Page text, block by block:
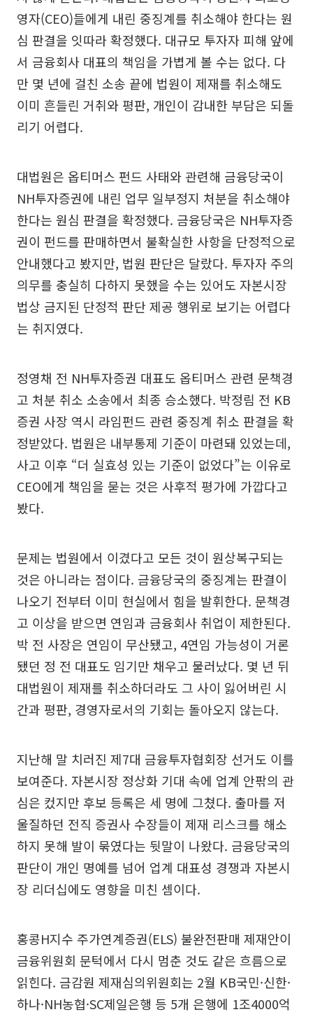
영자(CEO)들에게 내린 중징계를 취소해야 한다는 원
심 판결을 잇따라 확정했다. 대규모 투자자 피해 앞에
서 금융회사 대표의 책임을 가볍게 볼 수는 없다. 다
만 몇 년에 걸친 소송 끝에 법원이 제재를 취소해도
이미 흔들린 거취와 평판, 개인이 감내한 부담은 되돌
리기 어렵다.
대법원은 옵티머스 펀드 사태와 관련해 금융당국이
NH투자증권에 내린 업무 일부정지 처분을 취소해야
한다는 원심 판결을 확정했다. 금융당국은 NH투자증
권이 펀드를 판매하면서 불확실한 사항을 단정적으로
안내했다고 봤지만, 법원 판단은 달랐다. 투자자 주의
의무를 충실히 다하지 못했을 수는 있어도 자본시장
법상 금지된 단정적 판단 제공 행위로 보기는 어렵다
는 취지였다.
정영채 전 NH투자증권 대표도 옵티머스 관련 문책경
고 처분 취소 소송에서 최종 승소했다. 박정림 전 KB
증권 사장 역시 라임펀드 관련 중징계 취소 판결을 확
정받았다. 법원은 내부통제 기준이 마련돼 있었는데,
사고 이후 “더 실효성 있는 기준이 없었다”는 이유로
CEO에게 책임을 묻는 것은 사후적 평가에 가깝다고
봤다.
문제는 법원에서 이겼다고 모든 것이 원상복구되는
것은 아니라는 점이다. 금융당국의 중징계는 판결이
나오기 전부터 이미 현실에서 힘을 발휘한다. 문책경
고 이상을 받으면 연임과 금융회사 취업이 제한된다.
박 전 사장은 연임이 무산됐고, 4연임 가능성이 거론
됐던 정 전 대표도 임기만 채우고 물러났다. 몇 년 뒤
대법원이 제재를 취소하더라도 그 사이 잃어버린 시
간과 평판, 경영자로서의 기회는 돌아오지 않는다.
지난해 말 치러진 제7대 금융투자협회장 선거도 이를
보여준다. 자본시장 정상화 기대 속에 업계 안팎의 관
심은 컸지만 후보 등록은 세 명에 그쳤다. 출마를 저
울질하던 전직 증권사 수장들이 제재 리스크를 해소
하지 못해 발이 묶였다는 뒷말이 나왔다. 금융당국의
판단이 개인 명예를 넘어 업계 대표성 경쟁과 자본시
장 리더십에도 영향을 미친 셈이다.
홍콩H지수 주가연계증권(ELS) 불완전판매 제재안이
금융위원회 문턱에서 다시 멈춘 것도 같은 흐름으로
읽힌다. 금감원 제재심의위원회는 2월 KB국민·신한·
하나·NH농협·SC제일은행 등 5개 은행에 1조4000억